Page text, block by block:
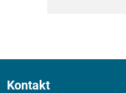
Kontakt